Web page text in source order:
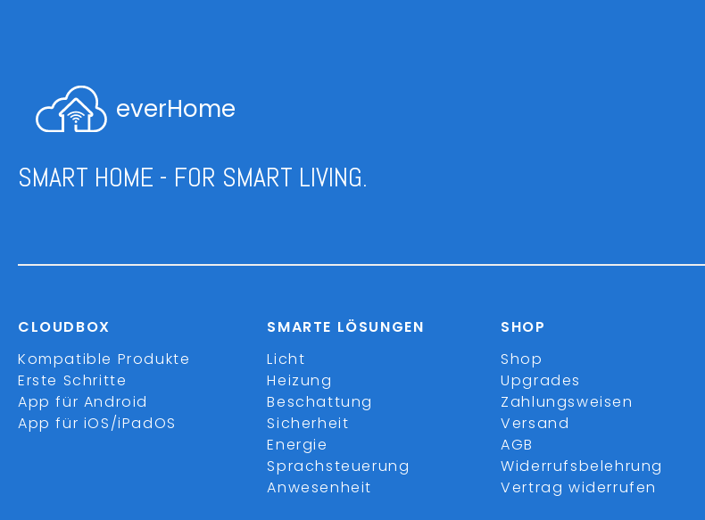
everHome
SMART HOME - FOR SMART LIVING.
CLOUDBOX
Kompatible Produkte
Erste Schritte
App für Android
App für iOS/iPadOS
SMARTE LÖSUNGEN
Licht
Heizung
Beschattung
Sicherheit
Energie
Sprachsteuerung
Anwesenheit
SHOP
Shop
Upgrades
Zahlungsweisen
Versand
AGB
Widerrufsbelehrung
Vertrag widerrufen